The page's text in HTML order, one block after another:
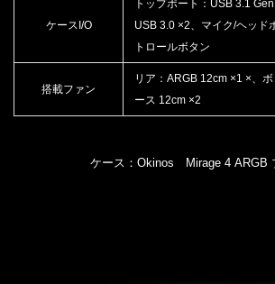
ケースI/O
トップポート：USB 3.1
USB 3.0 ×2、マイク/ヘッド
トロールボタン
搭載ファン
リア：ARGB 12cm ×1 ×、
ース 12cm ×2
ケース：Okinos Mirage 4